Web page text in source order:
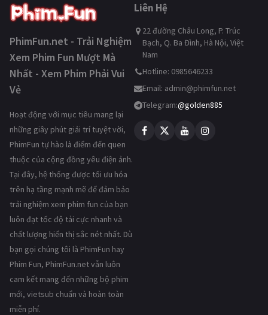
PhimFun.net - Trải Nghiệm
Xem Phim Fun Mượt Mà
Nhất - Xem Phim Phải Vui
Vẻ
Hoạt động với mục tiêu mang lại
những giây phút giải trí tuyệt vời,
PhimFun tự hào là điểm đến quen
thuộc của cộng đồng yêu điện ảnh.
Tại đây, hệ thống được tối ưu hóa
trên hạ tầng mạnh mẽ để đảm bảo
trải nghiệm xem phim fun của bạn
luôn đạt tốc độ tải cực nhanh và
chất lượng hiển thị sắc nét nhất. Dù
bạn gọi chúng tôi là PhimFun hay
Phim Fun, PhimFun.net vẫn luôn
cam kết mang đến những bộ phim
mới, vietsub chuẩn và hoàn toàn
miễn phí.
Liên Hệ
22 đường Châu Long, P. Trúc
Bạch, Q. Ba Đình, Hà Nội, Việt
Nam
Hotline: 0985646233
Email: admin@phimfun.net
Telegram:@golden885